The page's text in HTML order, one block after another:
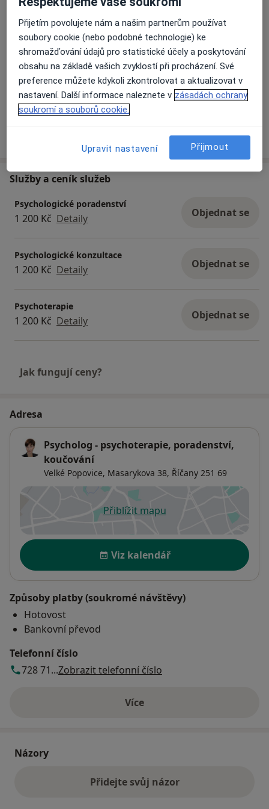
Zobrazit galerii (3)
o zkušenostech
Služby a ceník služeb
Psychologické poradenství
1 200 Kč Detaily Objednat se
Psychologické konzultace
1 200 Kč Detaily Objednat se
Psychoterapie
1 200 Kč Detaily Objednat se
Jak fungují ceny?
Adresa
Psycholog - psychoterapie, poradenství,
koučování
Velké Popovice, Masarykova 38, Říčany 251 69
Přiblížit mapuse otevře v nové záložce
Dostupnost
Viz kalendář
Způsoby platby (soukromé návštěvy)
Hotovost
Bankovní převod
Telefonní číslo
728 71...Zobrazit telefonní číslo
Víceo adrese
Názory
Přidejte svůj názor
Přijetím povolujete nám a našim partnerům používat
soubory cookie (nebo podobné technologie) ke
shromažďování údajů pro statistické účely a poskytování
obsahu na základě vašich zvyklostí při procházení. Své
preference můžete kdykoli zkontrolovat a aktualizovat v
nastavení. Další informace naleznete v zásadách ochrany
soukromí a souborů cookie.
Upravit nastavení Přijmout